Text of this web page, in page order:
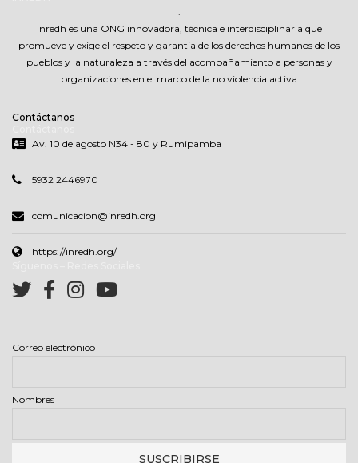
.
Inredh es una ONG innovadora, técnica e interdisciplinaria que
promueve y exige el respeto y garantia de los derechos humanos de los
pueblos y la naturaleza a través del acompañamiento a personas y
organizaciones en el marco de la no violencia activa
Contáctanos
Av. 10 de agosto N34 - 80 y Rumipamba
5932 2446970
comunicacion@inredh.org
https://inredh.org/
Correo electrónico
Nombres